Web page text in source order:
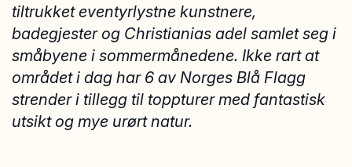
tiltrukket eventyrlystne kunstnere,
badegjester og Christianias adel samlet seg i
småbyene i sommermånedene. Ikke rart at
området i dag har 6 av Norges Blå Flagg
strender i tillegg til toppturer med fantastisk
utsikt og mye urørt natur.